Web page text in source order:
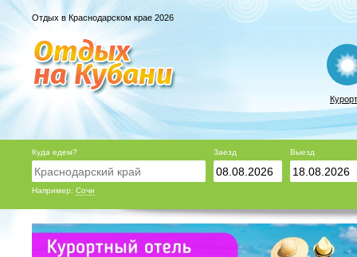
Отдых в Краснодарском крае 2026
Куда едем?
Например: Сочи
Заезд Выезд